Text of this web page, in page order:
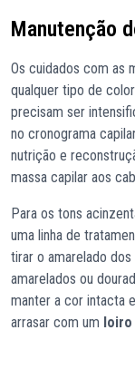
Manutenção
Os cuidados com as
qualquer tipo de
precisam ser
no cronograma
nutrição e
massa capilar aos
Para os tons
uma linha de
tirar o amarelado
amarelados ou
manter a cor intacta
arrasar com um loiro